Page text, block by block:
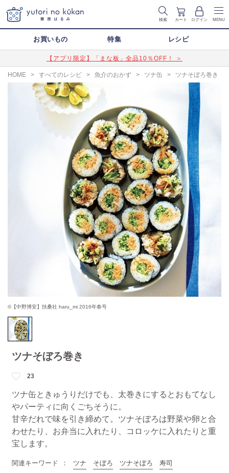
検索 カート ログイン MENU
お買いもの 特集 レシピ
【アプリ限定】「まな板」全品10％OFF！ ＞
HOME > すべてのレシピ > 魚介のおかず > ツナ缶 > ツナそぼろ巻き
©【中野博安】扶桑社 haru_mi 2016年春号
ツナそぼろ巻き
23
ツナ缶ときゅうりだけでも、太巻きにするとおもてなし
やパーティに向くごちそうに。
甘辛だれで味を引き締めて。ツナそぼろは野菜や卵と合
わせたり、お弁当に入れたり、コロッケに入れたりと重
宝します。
関連キーワード ツナ そぼろ ツナそぼろ
寿司